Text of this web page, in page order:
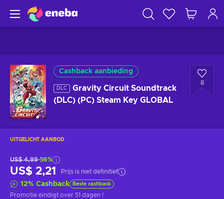
Cashback aanbieding
DLC
Gravity Circuit Soundtrack
(DLC) (PC) Steam Key GLOBAL
8
UITGELICHT AANBOD
US$ 4,99-56%
US$ 2,21 Prijs is niet definitief
12% Cashback Beste cashback
Promotie eindigt over 51 dagen !